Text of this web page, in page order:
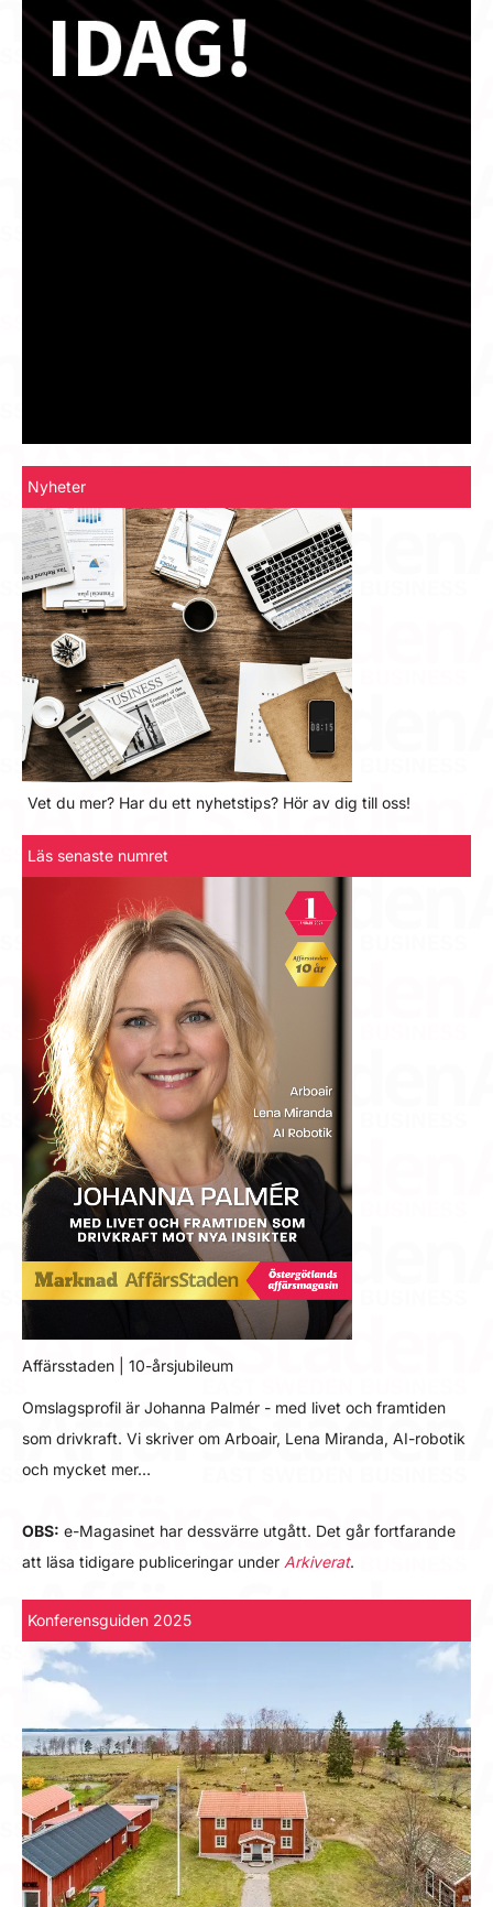
Nyheter
Vet du mer? Har du ett nyhetstips? Hör av dig till oss!
Läs senaste numret
Affärsstaden | 10-årsjubileum
Omslagsprofil är Johanna Palmér - med livet och framtiden
som drivkraft. Vi skriver om Arboair, Lena Miranda, AI-robotik
och mycket mer…
OBS: e-Magasinet har dessvärre utgått. Det går fortfarande
att läsa tidigare publiceringar under Arkiverat.
Konferensguiden 2025